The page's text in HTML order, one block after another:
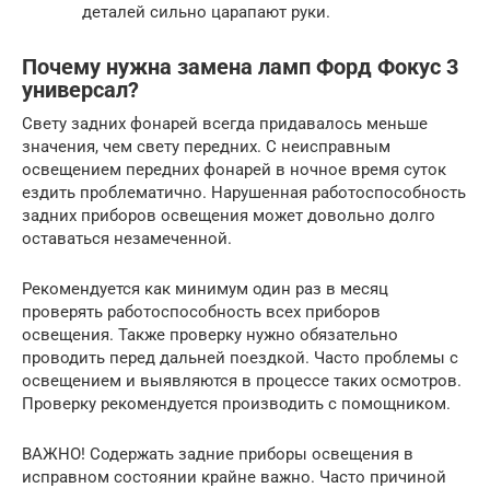
деталей сильно царапают руки.
Почему нужна замена ламп Форд Фокус 3
универсал?
Свету задних фонарей всегда придавалось меньше
значения, чем свету передних. С неисправным
освещением передних фонарей в ночное время суток
ездить проблематично. Нарушенная работоспособность
задних приборов освещения может довольно долго
оставаться незамеченной.
Рекомендуется как минимум один раз в месяц
проверять работоспособность всех приборов
освещения. Также проверку нужно обязательно
проводить перед дальней поездкой. Часто проблемы с
освещением и выявляются в процессе таких осмотров.
Проверку рекомендуется производить с помощником.
ВАЖНО! Содержать задние приборы освещения в
исправном состоянии крайне важно. Часто причиной